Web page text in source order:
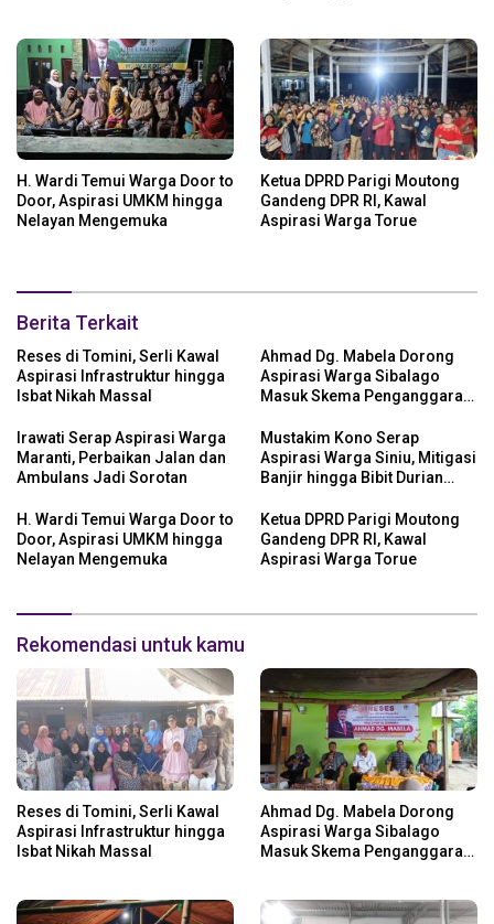
H. Wardi Temui Warga Door to
Door, Aspirasi UMKM hingga
Nelayan Mengemuka
Ketua DPRD Parigi Moutong
Gandeng DPR RI, Kawal
Aspirasi Warga Torue
Berita Terkait
Reses di Tomini, Serli Kawal
Aspirasi Infrastruktur hingga
Isbat Nikah Massal
Ahmad Dg. Mabela Dorong
Aspirasi Warga Sibalago
Masuk Skema Penganggaran
Irawati Serap Aspirasi Warga
Maranti, Perbaikan Jalan dan
Ambulans Jadi Sorotan
Mustakim Kono Serap
Aspirasi Warga Siniu, Mitigasi
Banjir hingga Bibit Durian
H. Wardi Temui Warga Door to
Door, Aspirasi UMKM hingga
Nelayan Mengemuka
Ketua DPRD Parigi Moutong
Gandeng DPR RI, Kawal
Aspirasi Warga Torue
Rekomendasi untuk kamu
Reses di Tomini, Serli Kawal
Aspirasi Infrastruktur hingga
Isbat Nikah Massal
Ahmad Dg. Mabela Dorong
Aspirasi Warga Sibalago
Masuk Skema Penganggaran